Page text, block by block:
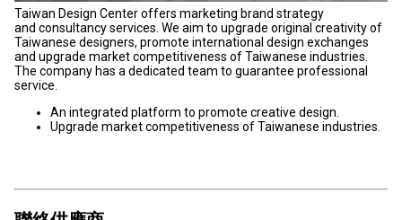
Taiwan Design Center offers marketing brand strategy
and consultancy services. We aim to upgrade original creativity of
Taiwanese designers, promote international design exchanges
and upgrade market competitiveness of Taiwanese industries.
The company has a dedicated team to guarantee professional
service.
An integrated platform to promote creative design.
Upgrade market competitiveness of Taiwanese industries.